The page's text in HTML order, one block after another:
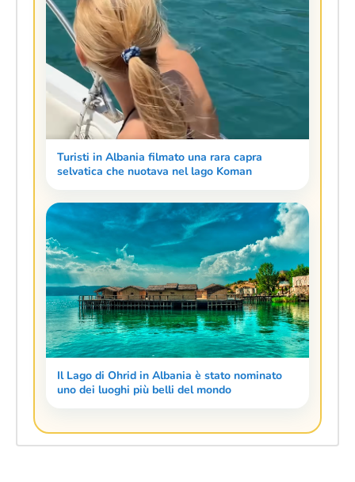
Turisti in Albania filmato una rara capra
selvatica che nuotava nel lago Koman
Il Lago di Ohrid in Albania è stato nominato
uno dei luoghi più belli del mondo